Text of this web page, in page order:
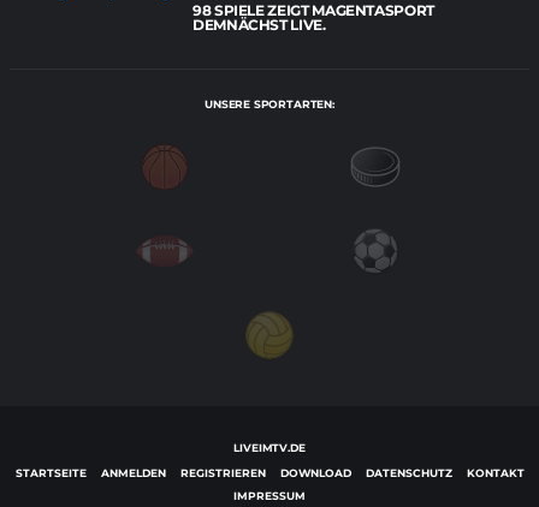
98 SPIELE ZEIGT MAGENTASPORT
DEMNÄCHST LIVE.
UNSERE SPORTARTEN:
LIVEIMTV.DE
STARTSEITE
ANMELDEN REGISTRIEREN DOWNLOAD DATENSCHUTZ
KONTAKT
IMPRESSUM